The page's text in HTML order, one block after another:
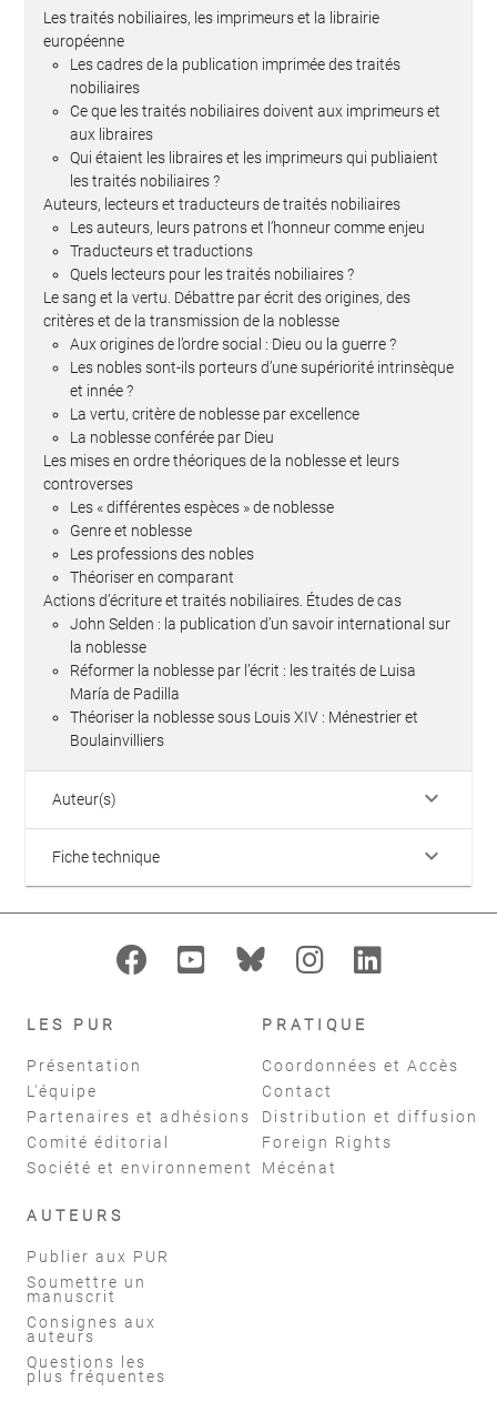
Les traités nobiliaires, les imprimeurs et la librairie
européenne
Les cadres de la publication imprimée des traités
nobiliaires
Ce que les traités nobiliaires doivent aux imprimeurs et
aux libraires
Qui étaient les libraires et les imprimeurs qui publiaient
les traités nobiliaires ?
Auteurs, lecteurs et traducteurs de traités nobiliaires
Les auteurs, leurs patrons et l’honneur comme enjeu
Traducteurs et traductions
Quels lecteurs pour les traités nobiliaires ?
Le sang et la vertu. Débattre par écrit des origines, des
critères et de la transmission de la noblesse
Aux origines de l’ordre social : Dieu ou la guerre ?
Les nobles sont-ils porteurs d’une supériorité intrinsèque
et innée ?
La vertu, critère de noblesse par excellence
La noblesse conférée par Dieu
Les mises en ordre théoriques de la noblesse et leurs
controverses
Les « différentes espèces » de noblesse
Genre et noblesse
Les professions des nobles
Théoriser en comparant
Actions d’écriture et traités nobiliaires. Études de cas
John Selden : la publication d’un savoir international sur
la noblesse
Réformer la noblesse par l’écrit : les traités de Luisa
María de Padilla
Théoriser la noblesse sous Louis XIV : Ménestrier et
Boulainvilliers
Auteur(s) keyboard_arrow_down
Fiche technique keyboard_arrow_down
LES PUR
Présentation
L'équipe
Partenaires et adhésions
Comité éditorial
Société et environnement
PRATIQUE
Coordonnées et Accès
Contact
Distribution et diffusion
Foreign Rights
Mécénat
AUTEURS
Publier aux PUR
Soumettre un
manuscrit
Consignes aux
auteurs
Questions les
plus fréquentes